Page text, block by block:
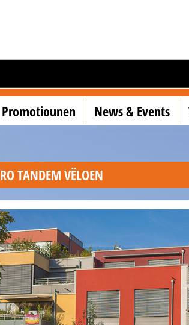
Promotiounen News & Events
TANDEM VËLOEN